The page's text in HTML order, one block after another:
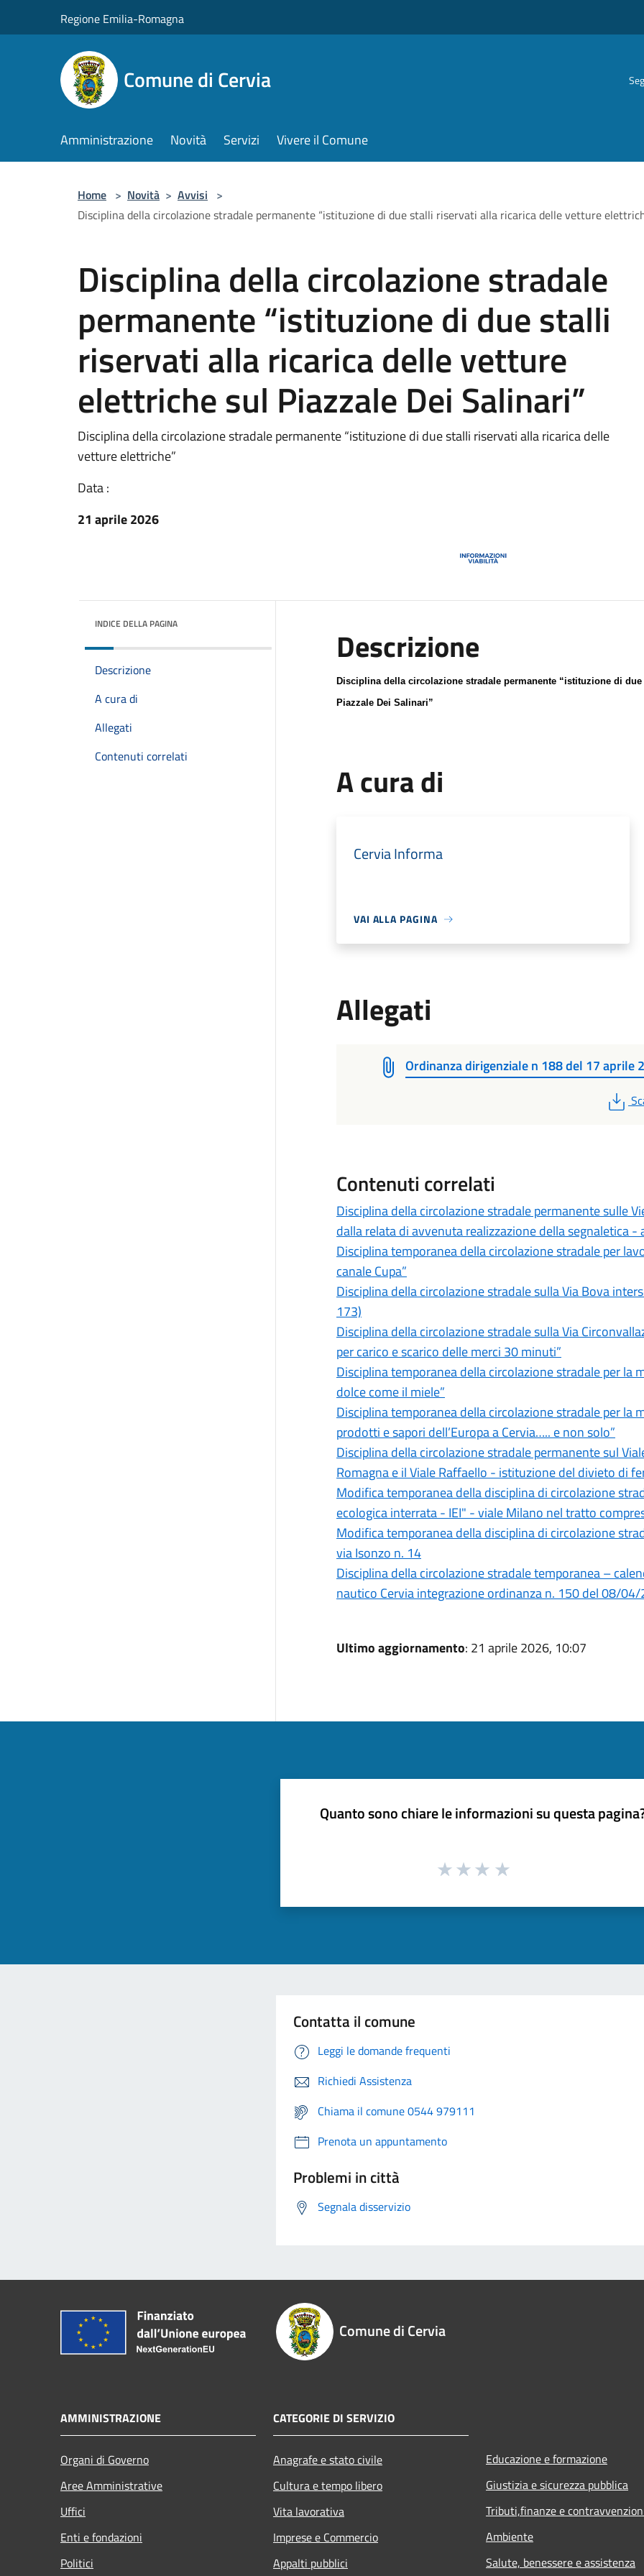
Regione Emilia-Romagna
Comune di Cervia
Amministrazione Novità Servizi Vivere il Comune
Home > Novità > Avvisi >
Disciplina della circolazione stradale permanente “istituzione di due stalli riservati alla ricarica delle vetture
Disciplina della circolazione stradale
permanente “istituzione di due stalli
riservati alla ricarica delle vetture
elettriche sul Piazzale Dei Salinari”
Disciplina della circolazione stradale permanente “istituzione di due stalli riservati alla ricarica delle
vetture elettriche”
Data :
21 aprile 2026
INDICE DELLA PAGINA
Descrizione
A cura di
Allegati
Contenuti correlati
Descrizione
Disciplina della circolazione stradale permanente “istituzione di
Piazzale Dei Salinari”
A cura di
Cervia Informa
VAI ALLA PAGINA
Allegati
Ordinanza dirigenziale n 188 del 17 aprile
Contenuti correlati
Disciplina della circolazione stradale permanente sulle
dalla relata di avvenuta realizzazione della segnaletica
Disciplina temporanea della circolazione stradale per
canale Cupa”
Disciplina della circolazione stradale sulla Via Bova
173)
Disciplina della circolazione stradale sulla Via
per carico e scarico delle merci 30 minuti”
Disciplina temporanea della circolazione stradale per
dolce come il miele”
Disciplina temporanea della circolazione stradale per la
prodotti e sapori dell’Europa a Cervia….. e non solo”
Disciplina della circolazione stradale permanente sul
Romagna e il Viale Raffaello - istituzione del divieto di
Modifica temporanea della disciplina di circolazione
ecologica interrata - IEI" - viale Milano nel tratto
Modifica temporanea della disciplina di circolazione
via Isonzo n. 14
Disciplina della circolazione stradale temporanea –
nautico Cervia integrazione ordinanza n. 150 del 08/
Ultimo aggiornamento: 21 aprile 2026, 10:07
Quanto sono chiare le informazioni su questa
Contatta il comune
Leggi le domande frequenti
Richiedi Assistenza
Chiama il comune 0544 979111
Prenota un appuntamento
Problemi in città
Segnala disservizio
Comune di Cervia
AMMINISTRAZIONE
Organi di Governo
Aree Amministrative
Uffici
Enti e fondazioni
Politici
CATEGORIE DI SERVIZIO
Anagrafe e stato civile
Cultura e tempo libero
Vita lavorativa
Imprese e Commercio
Appalti pubblici
Educazione e formazione
Giustizia e sicurezza pubblica
Tributi,finanze e
Ambiente
Salute, benessere e assistenza